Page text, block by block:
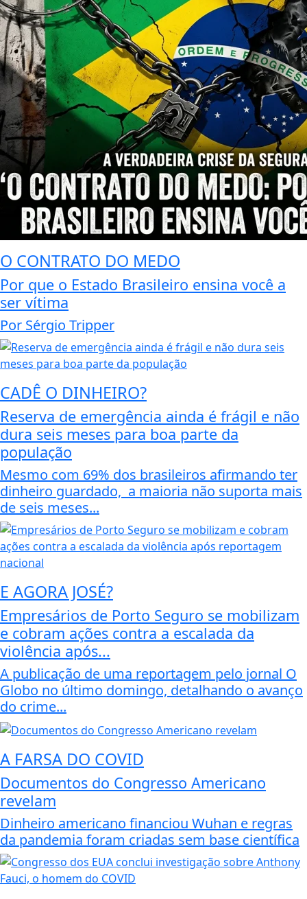
O CONTRATO DO MEDO
Por que o Estado Brasileiro ensina você a
ser vítima
Por Sérgio Tripper
CADÊ O DINHEIRO?
Reserva de emergência ainda é frágil e não
dura seis meses para boa parte da
população
Mesmo com 69% dos brasileiros afirmando ter
dinheiro guardado, a maioria não suporta mais
de seis meses...
E AGORA JOSÉ?
Empresários de Porto Seguro se mobilizam
e cobram ações contra a escalada da
violência após...
A publicação de uma reportagem pelo jornal O
Globo no último domingo, detalhando o avanço
do crime...
A FARSA DO COVID
Documentos do Congresso Americano
revelam
Dinheiro americano financiou Wuhan e regras
da pandemia foram criadas sem base científica